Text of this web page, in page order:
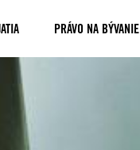
PRÁVO NA BÝVANIE